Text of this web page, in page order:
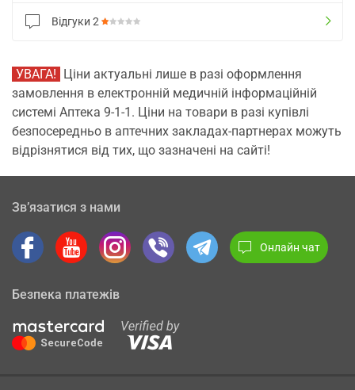
Відгуки 2
УВАГА! Ціни актуальні лише в разі оформлення
замовлення в електронній медичній інформаційній
системі Аптека 9-1-1. Ціни на товари в разі купівлі
безпосередньо в аптечних закладах-партнерах можуть
відрізнятися від тих, що зазначені на сайті!
Зв’язатися з нами
Онлайн чат
Безпека платежів